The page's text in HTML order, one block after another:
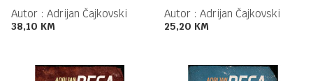
Autor : Adrijan Čajkovski
38,10 KM
Autor : Adrijan Čajkovski
25,20 KM